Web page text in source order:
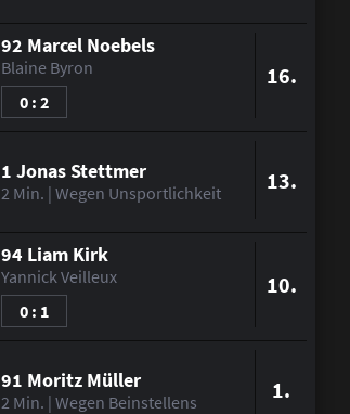
92 Marcel Noebels
Blaine Byron
0 : 2
16.
1 Jonas Stettmer
2 Min. | Wegen Unsportlichkeit 13.
94 Liam Kirk
Yannick Veilleux
0 : 1
10.
91 Moritz Müller
2 Min. | Wegen Beinstellens 1.